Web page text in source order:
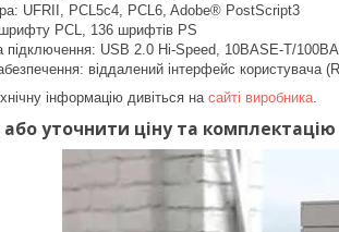
UFRII, PCL5c4, PCL6, Adobe® PostScript3
PCL, 136 шрифтів PS
підключення: USB 2.0 Hi-Speed, 10BASE-T/
віддалений інтерфейс
інформацію дивіться на сайті виробника
уточнити ціну та комплектацію